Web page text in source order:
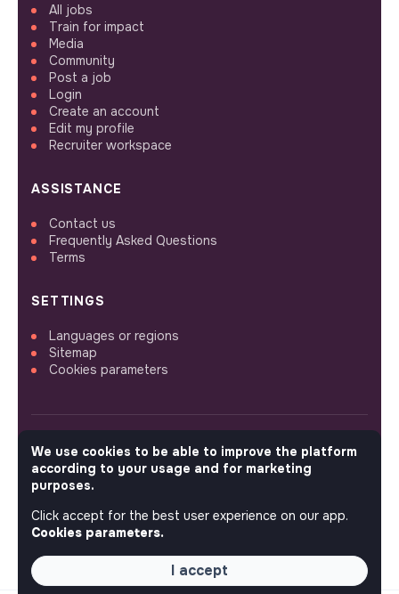
All jobs
Train for impact
Media
Community
Post a job
Login
Create an account
Edit my profile
Recruiter workspace
ASSISTANCE
Contact us
Frequently Asked Questions
Terms
SETTINGS
Languages or regions
Sitemap
Cookies parameters
FOLLOW US
© 2026 jobs that makesense.
We use cookies to be able to improve the platform
according to your usage and for marketing
purposes.
Click accept for the best user experience on our app.
Cookies parameters.
I accept